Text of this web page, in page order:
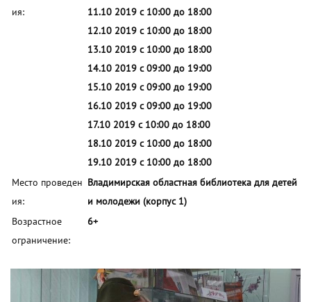
ия:
11.10 2019 с 10:00 до 18:00
12.10 2019 с 10:00 до 18:00
13.10 2019 с 10:00 до 18:00
14.10 2019 с 09:00 до 19:00
15.10 2019 с 09:00 до 19:00
16.10 2019 с 09:00 до 19:00
17.10 2019 с 10:00 до 18:00
18.10 2019 с 10:00 до 18:00
19.10 2019 с 10:00 до 18:00
Место проведен
ия:
Владимирская областная библиотека для детей
и молодежи (корпус 1)
Возрастное
ограничение:
6+